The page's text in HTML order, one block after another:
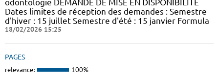
odontologie DEMANDE DE MISE EN DISPONIBILITÉ
Dates limites de réception des demandes : Semestre
d'hiver : 15 juillet Semestre d'été : 15 janvier Formula
18/02/2026 15:25
PAGES
relevance: 100%